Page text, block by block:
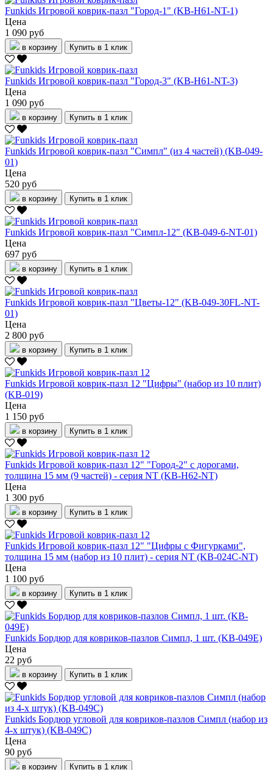
Funkids Игровой коврик-пазл "Город-1" (KB-H61-NT-1)
Цена
1 090 руб
в корзину Купить в 1 клик
Funkids Игровой коврик-пазл "Город-3" (KB-H61-NT-3)
Цена
1 090 руб
в корзину Купить в 1 клик
Funkids Игровой коврик-пазл "Симпл" (из 4 частей) (KB-049-
01)
Цена
520 руб
в корзину Купить в 1 клик
Funkids Игровой коврик-пазл "Симпл-12" (KB-049-6-NT-01)
Цена
697 руб
в корзину Купить в 1 клик
Funkids Игровой коврик-пазл "Цветы-12" (KB-049-30FL-NT-
01)
Цена
2 800 руб
в корзину Купить в 1 клик
Funkids Игровой коврик-пазл 12 "Цифры" (набор из 10 плит)
(KB-019)
Цена
1 150 руб
в корзину Купить в 1 клик
Funkids Игровой коврик-пазл 12" "Город-2" с дорогами,
толщина 15 мм (9 частей) - серия NT (KB-H62-NT)
Цена
1 300 руб
в корзину Купить в 1 клик
Funkids Игровой коврик-пазл 12" "Цифры с Фигурками",
толщина 15 мм (набор из 10 плит) - серия NT (KB-024C-NT)
Цена
1 100 руб
в корзину Купить в 1 клик
Funkids Бордюр для ковриков-пазлов Симпл, 1 шт. (KB-049E)
Цена
22 руб
в корзину Купить в 1 клик
Funkids Бордюр угловой для ковриков-пазлов Симпл (набор из
4-х штук) (KB-049С)
Цена
90 руб
в корзину Купить в 1 клик